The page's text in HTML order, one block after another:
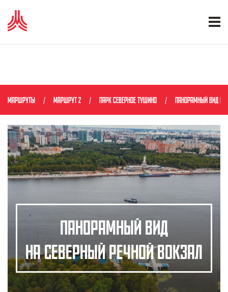
МАРШРУТЫ МАРШРУТ 2 ПАРК СЕВЕРНОЕ ТУШИНО ПАНОРАМНЫЙ ВИД
ПАНОРАМНЫЙ ВИД
НА СЕВЕРНЫЙ РЕЧНОЙ ВОКЗАЛ